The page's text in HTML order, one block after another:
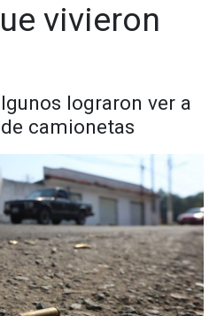
vivieron
lograron ver a
camionetas